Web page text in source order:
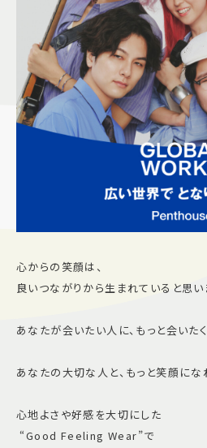
キッズ＆ベ
施設案内
アクセス＆駐
よくあるご質問
スタ
サイトマップ
プラ
心からの笑顔は、
良いつながりから生まれていると思い
あなたが会いたい人に、もっと会いた
あなたの大切な人と、もっと笑顔にな
心地よさや好感を大切にした
“Good Feeling Wear”で